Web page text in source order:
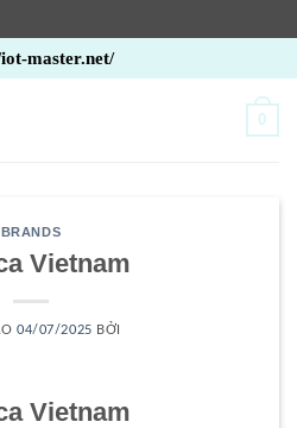
master.net/
0
BRANDS
Vietnam
04/07/2025 BỞI
Vietnam